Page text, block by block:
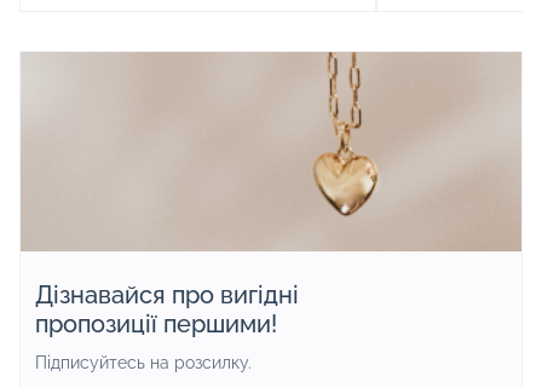
Дізнавайся про вигідні
пропозиції першими!
Підписуйтесь на розсилку.